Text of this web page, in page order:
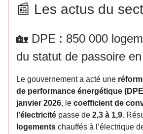
📰 Les actus du
🏡 DPE : 850 000
du statut de passoire
Le gouvernement a acté une
de performance énergétique
janvier 2026, le coefficient de
l’électricité passe de 2,3 à 1,9.
logements chauffés à l’électrique